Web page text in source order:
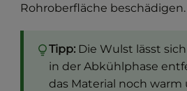
Rohroberfläche beschädigen.
Tipp: Die Wulst lässt
in der Abkühlphase
das Material noch warm